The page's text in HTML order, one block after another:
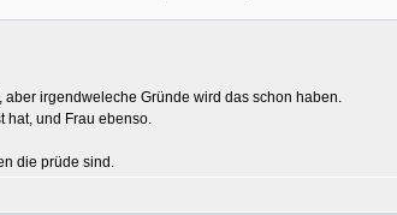
irgendweleche Gründe wird das schon haben.
hat, und Frau ebenso.
die prüde sind.